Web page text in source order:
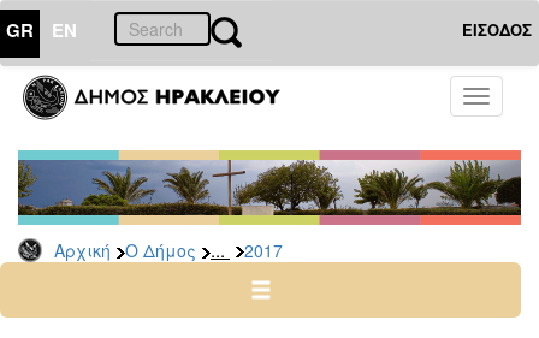
GR EN ΕΙΣΟΔΟΣ
Toggle
Αρχική Ο Δήμος ... 2017
ΔΗΜΟΣ
Δελτία
Τύπου
Αρχείο
2026
2024